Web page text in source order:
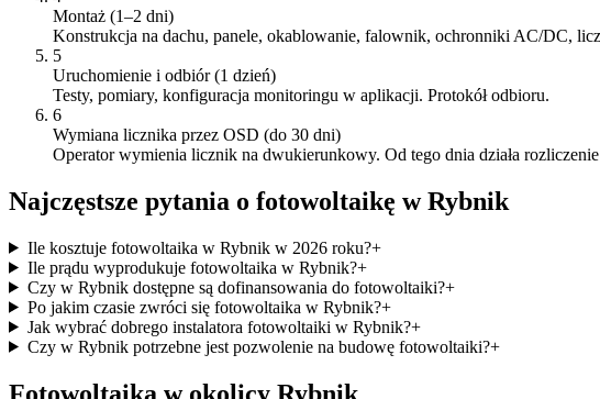
Montaż (1–2 dni)
Konstrukcja na dachu, panele, okablowanie, falownik, ochronniki AC/DC,
5
Uruchomienie i odbiór (1 dzień)
Testy, pomiary, konfiguracja monitoringu w aplikacji. Protokół odbioru.
6
Wymiana licznika przez OSD (do 30 dni)
Operator wymienia licznik na dwukierunkowy. Od tego dnia działa
Najczęstsze pytania o fotowoltaikę wRybnik
Ile kosztuje fotowoltaika w Rybnik w 2026 roku?+
Ile prądu wyprodukuje fotowoltaika w Rybnik?+
Czy w Rybnik dostępne są dofinansowania do fotowoltaiki?+
Po jakim czasie zwróci się fotowoltaika w Rybnik?+
Jak wybrać dobrego instalatora fotowoltaiki w Rybnik?+
Czy w Rybnik potrzebne jest pozwolenie na budowę fotowoltaiki?+
Fotowoltaika w okolicy Rybnik